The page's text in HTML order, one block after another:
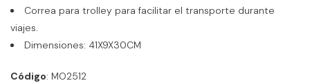
Correa para trolley para facilitar el transporte durante
viajes.
Dimensiones: 41X9X30CM
Código: MO2512